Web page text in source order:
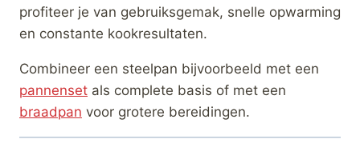
profiteer je van gebruiksgemak, snelle opwarming
en constante kookresultaten.
Combineer een steelpan bijvoorbeeld met een
pannenset als complete basis of met een
braadpan voor grotere bereidingen.